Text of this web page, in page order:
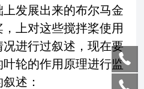
发展出来的布尔马金
上对这些搅拌桨使用
进行过叙述，现在要
轮的作用原理进行监
述：